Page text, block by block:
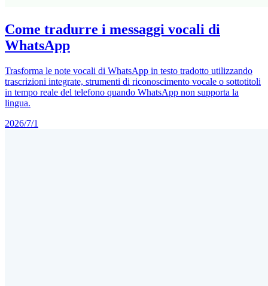
Come tradurre i messaggi vocali di
WhatsApp
Trasforma le note vocali di WhatsApp in testo tradotto utilizzando
trascrizioni integrate, strumenti di riconoscimento vocale o sottotitoli
in tempo reale del telefono quando WhatsApp non supporta la
lingua.
2026/7/1